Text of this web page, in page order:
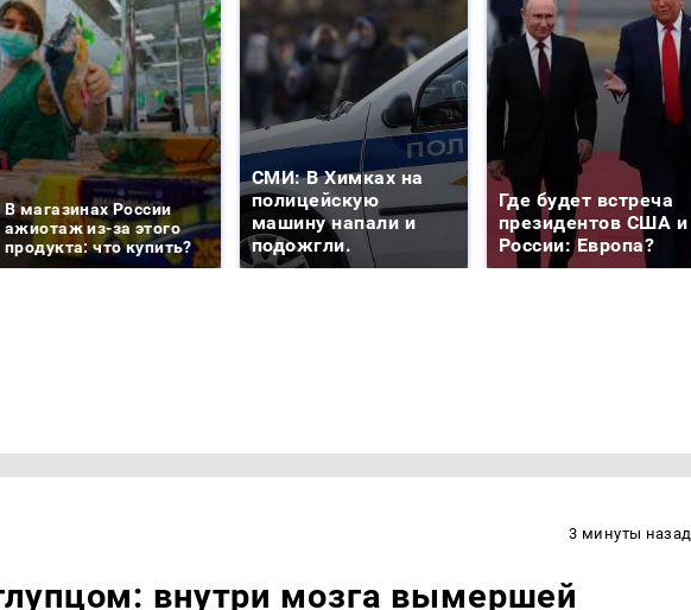
В магазинах России
ажиотаж из-за этого
продукта: что купить?
СМИ: В Химках на
полицейскую
машину напали и
подожгли.
Где будет встреча
президентов США и
России: Европа?
3 минуты назад
внутри мозга вымершей